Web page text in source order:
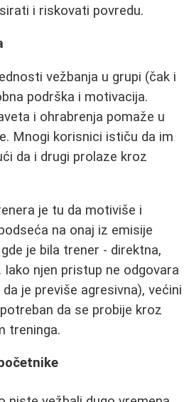
i riskovati povredu.
vežbanja u grupi (čak i
podrška i motivacija.
i ohrabrenja pomaže u
Mnogi korisnici ističu da im
da i drugi prolaze kroz
je tu da motiviše i
na onaj iz emisije
je bila trener - direktna,
njen pristup ne odgovara
je previše agresivna), većini
da se probije kroz
treninga.